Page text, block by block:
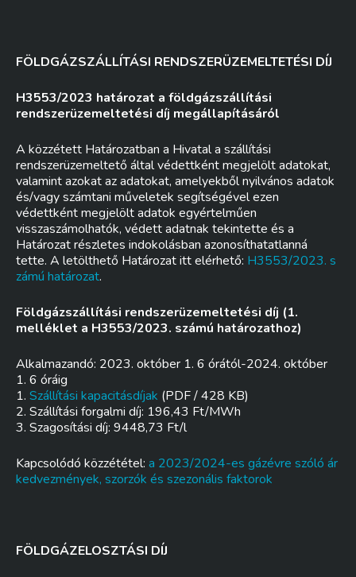
FÖLDGÁZSZÁLLÍTÁSI RENDSZERÜZEMELTETÉSI DÍJ
H3553/2023 határozat a földgázszállítási
rendszerüzemeltetési díj megállapításáról
A közzétett Határozatban a Hivatal a szállítási
rendszerüzemeltető által védettként megjelölt adatokat,
valamint azokat az adatokat, amelyekből nyilvános adatok
és/vagy számtani műveletek segítségével ezen
védettként megjelölt adatok egyértelműen
visszaszámolhatók, védett adatnak tekintette és a
Határozat részletes indokolásban azonosíthatatlanná
tette. A letölthető Határozat itt elérhető: H3553/2023. s
zámú határozat.
Földgázszállítási rendszerüzemeltetési díj (1.
melléklet a H3553/2023. számú határozathoz)
Alkalmazandó: 2023. október 1. 6 órától-2024. október
1. 6 óráig
1. Szállítási kapacitásdíjak (PDF / 428 KB)
2. Szállítási forgalmi díj: 196,43 Ft/MWh
3. Szagosítási díj: 9448,73 Ft/l
Kapcsolódó közzététel: a 2023/2024-es gázévre szóló ár
kedvezmények, szorzók és szezonális faktorok
FÖLDGÁZELOSZTÁSI DÍJ